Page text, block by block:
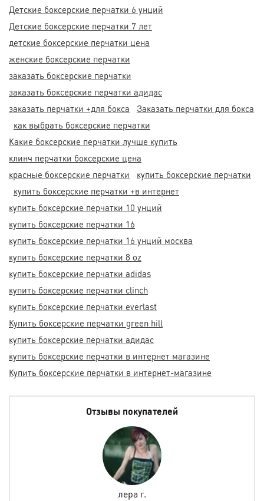
Детские боксерские перчатки 6 унций
Детские боксерские перчатки 7 лет
детские боксерские перчатки цена
женские боксерские перчатки
заказать боксерские перчатки
заказать боксерские перчатки адидас
заказать перчатки +для бокса
Заказать перчатки для бокса
как выбрать боксерские перчатки
Какие боксерские перчатки лучше купить
клинч перчатки боксерские цена
красные боксерские перчатки
купить боксерские перчатки
купить боксерские перчатки +в интернет
купить боксерские перчатки 10 унций
купить боксерские перчатки 16
купить боксерские перчатки 16 унций москва
купить боксерские перчатки 8 oz
купить боксерские перчатки adidas
купить боксерские перчатки clinch
купить боксерские перчатки everlast
Купить боксерские перчатки green hill
купить боксерские перчатки адидас
купить боксерские перчатки в интернет магазине
Купить боксерские перчатки в интернет-магазине
Отзывы покупателей
лера г.